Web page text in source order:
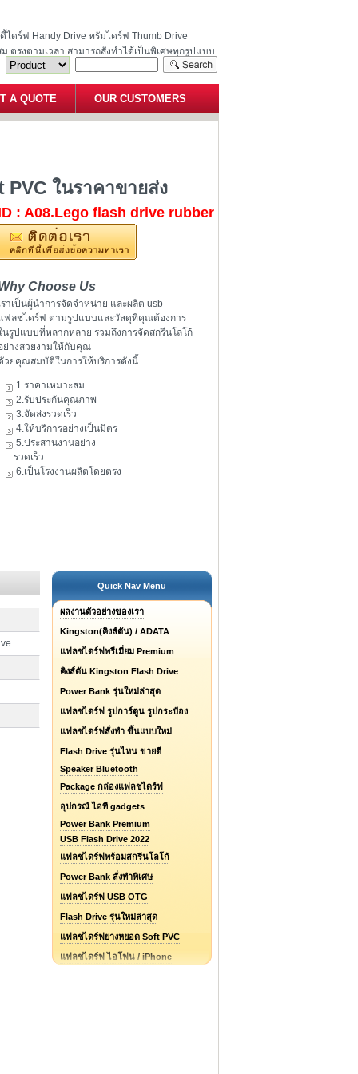
ดร์ฟ Handy Drive ทรัมไดร์ฟ Thumb Drive
ตรงตามเวลา สามารถสั่งทำได้เป็นพิเศษทุกรูปแบบ
A QUOTE OUR CUSTOMERS
ในราคาขายส่ง
: A08.Lego flash drive rubber
Choose Us
ราเป็นผู้นำการจัดจำหน่าย และผลิต usb
ฟลชไดร์ฟ ตามรูปแบบและวัสดุที่คุณต้องการ
นรูปแบบที่หลากหลาย รวมถึงการจัดสกรีนโลโก้
ย่างสวยงามให้กับคุณ
วยคุณสมบัติในการให้บริการดังนี้
1.ราคาเหมาะสม
2.รับประกันคุณภาพ
3.จัดส่งรวดเร็ว
4.ให้บริการอย่างเป็นมิตร
5.ประสานงานอย่าง
รวดเร็ว
6.เป็นโรงงานผลิตโดยตรง
Quick Nav Menu
ผลงานตัวอย่างของเรา
Kingston(คิงส์ตัน) / ADATA
แฟลชไดร์ฟพรีเมี่ยม Premium
คิงส์ตัน Kingston Flash Drive
Power Bank รุ่นใหม่ล่าสุด
แฟลชไดร์ฟ รูปการ์ตูน รูปกระป๋อง
แฟลชไดร์ฟสั่งทำ ขึ้นแบบใหม่
Flash Drive รุ่นไหน ขายดี
Speaker Bluetooth
Package กล่องแฟลชไดร์ฟ
อุปกรณ์ ไอที gadgets
Power Bank Premium
USB Flash Drive 2022
แฟลชไดร์ฟพร้อมสกรีนโลโก้
Power Bank สั่งทำพิเศษ
แฟลชไดร์ฟ USB OTG
Flash Drive รุ่นใหม่ล่าสุด
แฟลชไดร์ฟยางหยอด Soft PVC
แฟลชไดร์ฟ ไอโฟน / iPhone